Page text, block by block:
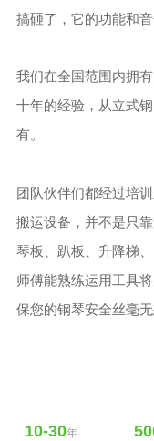
搞砸了，它的功能和音
我们在全国范围内拥
十年的经验，从立式
有。
团队伙伴们都经过培
搬运设备，并不是只
琴板、趴板、升降梯
师傅能熟练运用工具
保您的钢琴安全丝毫无
10-30年